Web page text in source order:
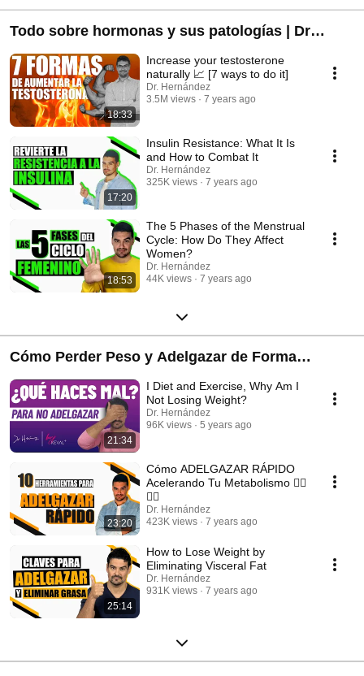
Todo sobre hormonas y sus patologías | Dr
hernández
18:33
Increase your testosterone
naturally 📈 [7 ways to do it]
Dr. Hernández
3.5M views
7 years ago
17:20
Insulin Resistance: What It Is
and How to Combat It
Dr. Hernández
325K views
7 years ago
18:53
The 5 Phases of the Menstrual
Cycle: How Do They Affect
Women?
Dr. Hernández
44K views
7 years ago
Cómo Perder Peso y Adelgazar de Forma
Saludable
21:34
I Diet and Exercise, Why Am I
Not Losing Weight?
Dr. Hernández
96K views
5 years ago
23:20
Cómo ADELGAZAR RÁPIDO
Acelerando Tu Metabolismo 🏃‍♂️
🏃‍♀️
Dr. Hernández
423K views
7 years ago
25:14
How to Lose Weight by
Eliminating Visceral Fat
Dr. Hernández
931K views
7 years ago